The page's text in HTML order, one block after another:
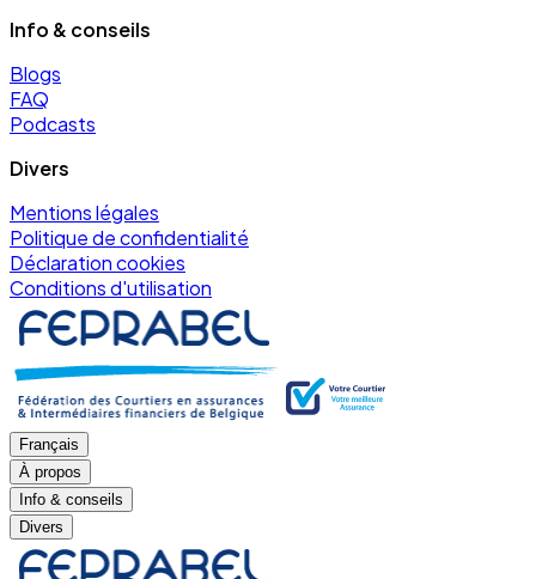
Info & conseils
Blogs
FAQ
Podcasts
Divers
Mentions légales
Politique de confidentialité
Déclaration cookies
Conditions d'utilisation
Français
À propos
Info & conseils
Divers